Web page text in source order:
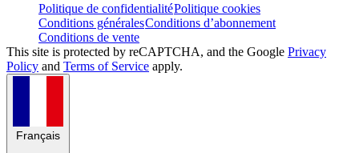
Politique de confidentialitéPolitique cookies
Conditions généralesConditions d’abonnement
Conditions de vente
This site is protected by reCAPTCHA, and the Google Privacy
Policy and Terms of Service apply.
Français